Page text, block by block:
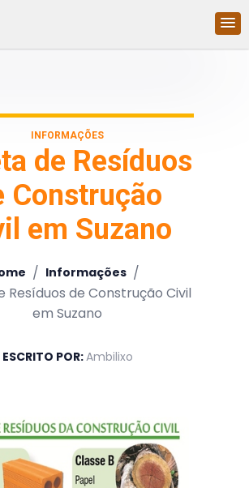
INFORMAÇÕES
de Resíduos
Construção
em Suzano
/ Informações /
Resíduos de Construção Civil
em Suzano
ESCRITO POR:Ambilixo